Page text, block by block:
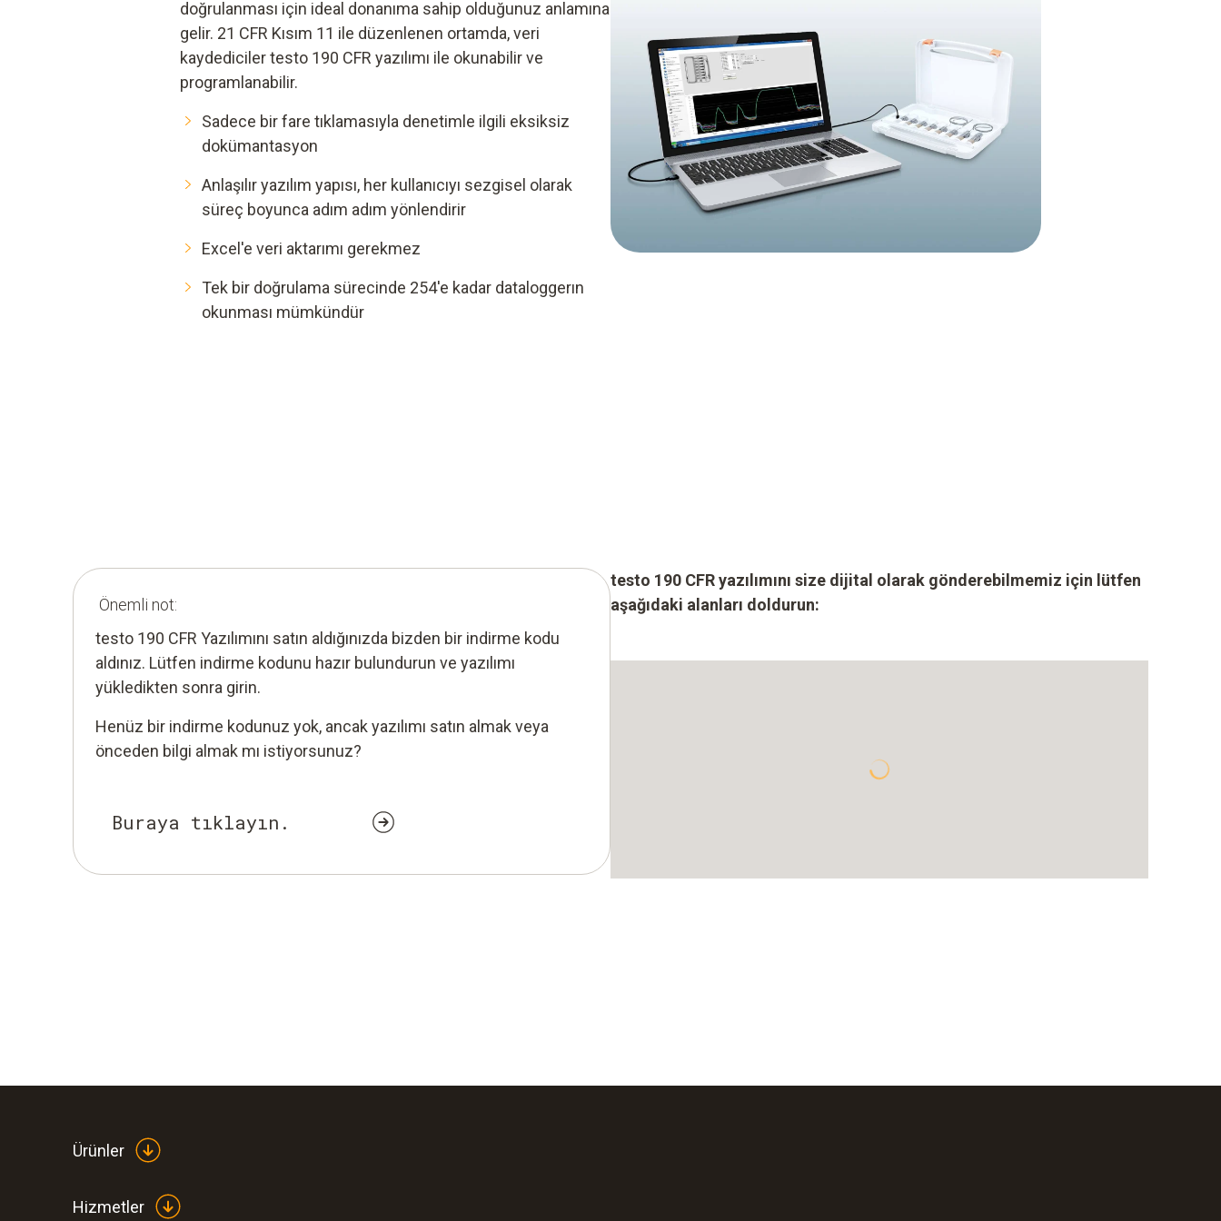
doğrulanması için ideal donanıma sahip olduğunuz anlamına
gelir. 21 CFR Kısım 11 ile düzenlenen ortamda, veri
kaydediciler testo 190 CFR yazılımı ile okunabilir ve
programlanabilir.
Sadece bir fare tıklamasıyla denetimle ilgili eksiksiz
dokümantasyon
Anlaşılır yazılım yapısı, her kullanıcıyı sezgisel olarak
süreç boyunca adım adım yönlendirir
Excel'e veri aktarımı gerekmez
Tek bir doğrulama sürecinde 254'e kadar dataloggerın
okunması mümkündür
Önemli not:
testo 190 CFR Yazılımını satın aldığınızda bizden bir indirme kodu
aldınız. Lütfen indirme kodunu hazır bulundurun ve yazılımı
yükledikten sonra girin.
Henüz bir indirme kodunuz yok, ancak yazılımı satın almak veya
önceden bilgi almak mı istiyorsunuz?
Buraya tıklayın.
testo 190 CFR yazılımını size dijital olarak gönderebilmemiz için lütfen
aşağıdaki alanları doldurun:
Ürünler
Hizmetler